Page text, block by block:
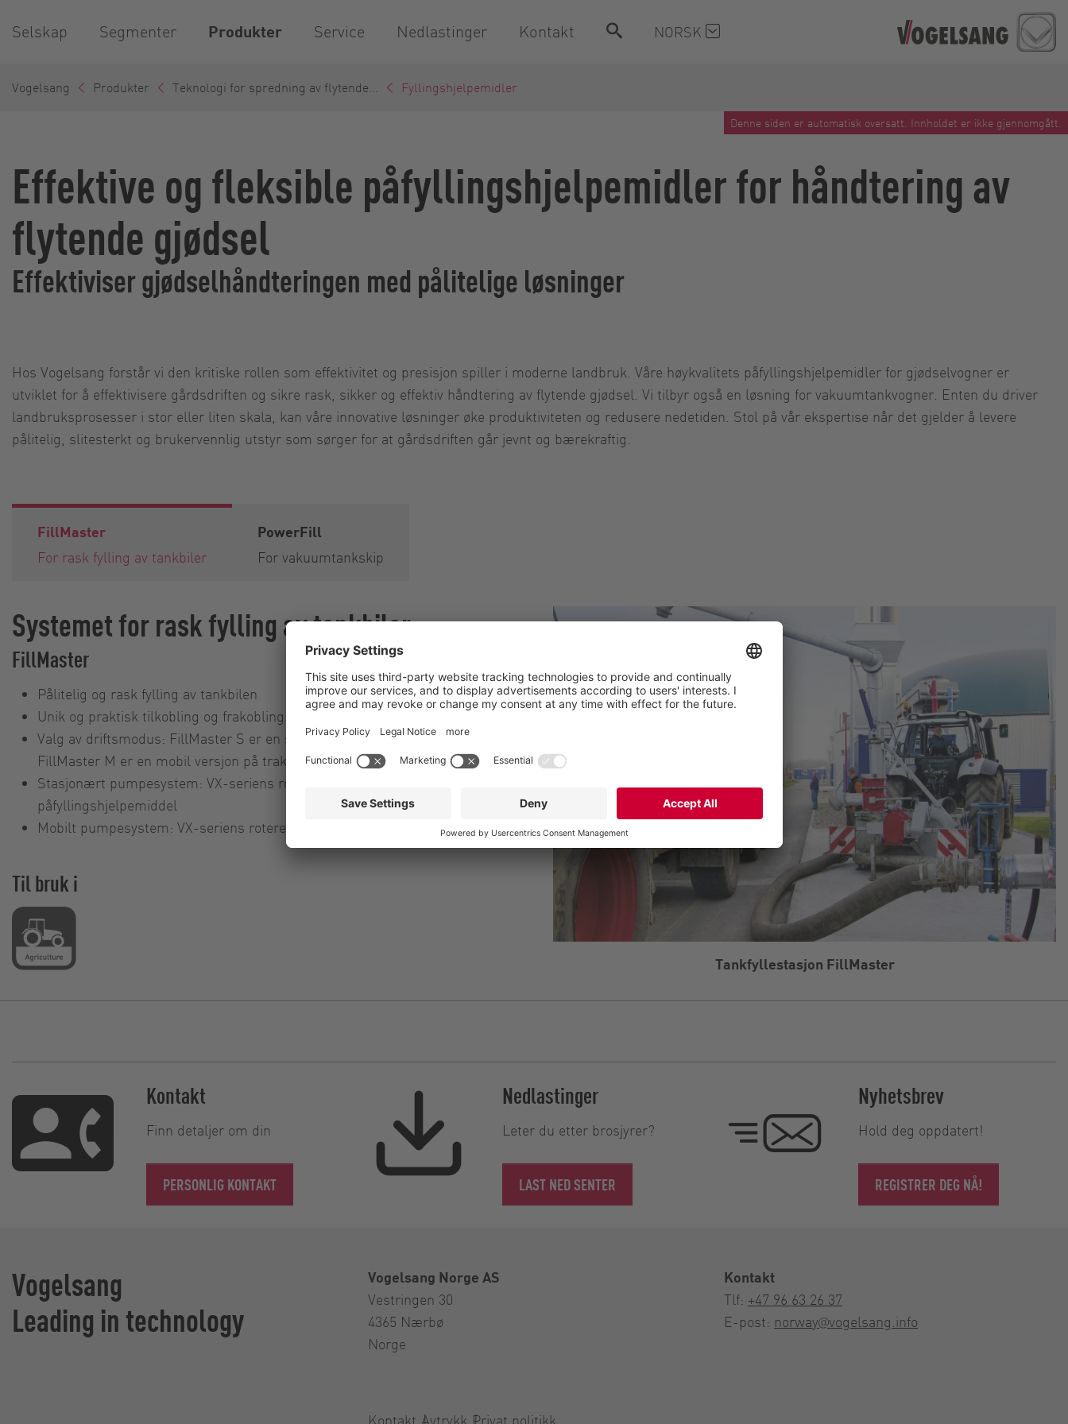
Selskap Segmenter Produkter Service Nedlastinger Kontakt NORSK
Vogelsang Produkter Teknologi for spredning av flytende... Fyllingshjelpemidler
Denne siden er automatisk oversatt. Innholdet er ikke gjennomgått.
Effektive og fleksible påfyllingshjelpemidler for håndtering av
flytende gjødsel
Effektiviser gjødselhåndteringen med pålitelige løsninger
Hos Vogelsang forstår vi den kritiske rollen som effektivitet og presisjon spiller i moderne landbruk. Våre høykvalitets påfyllingshjelpemidler for gjødselvogner er
utviklet for å effektivisere gårdsdriften og sikre rask, sikker og effektiv håndtering av flytende gjødsel. Vi tilbyr også en løsning for vakuumtankvogner. Enten du driver
landbruksprosesser i stor eller liten skala, kan våre innovative løsninger øke produktiviteten og redusere nedetiden. Stol på vår ekspertise når det gjelder å levere
pålitelig, slitesterkt og brukervennlig utstyr som sørger for at gårdsdriften går jevnt og bærekraftig.
FillMaster
For rask fylling av tankbiler
PowerFill
For vakuumtankskip
Systemet for rask fylling av tankbiler
FillMaster
Pålitelig og rask fylling av tankbilen
Unik og praktisk tilkobling og frakobling av slanger
Valg av driftsmodus: FillMaster S er en stasjonær tankbilfyllestasjon, og
FillMaster M er en mobil versjon på traktoren
Stasjonært pumpesystem: VX-seriens roterende lobepumpe eller PowerFill
påfyllingshjelpemiddel
Mobilt pumpesystem: VX-seriens roterende lobepumper
Til bruk i
Tankfyllestasjon FillMaster
Kontakt
Finn detaljer om din
PERSONLIG KONTAKT
Nedlastinger
Leter du etter brosjyrer?
LAST NED SENTER
Nyhetsbrev
Hold deg oppdatert!
REGISTRER DEG NÅ!
Vogelsang
Leading in technology
Vogelsang Norge AS
Vestringen 30
4365 Nærbø
Norge
Kontakt
Tlf: +47 96 63 26 37
E-post: norway@vogelsang.info
Kontakt Avtrykk Privat politikk